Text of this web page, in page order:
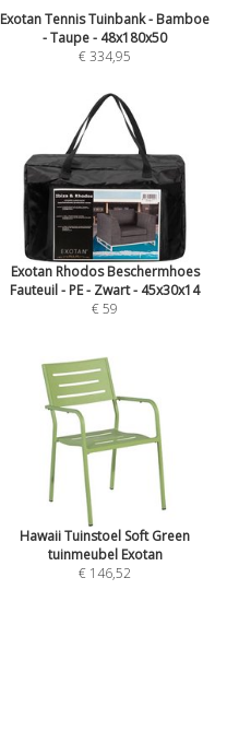
Exotan Tennis Tuinbank - Bamboe
- Taupe - 48x180x50
€ 334,95
Exotan Rhodos Beschermhoes
Fauteuil - PE - Zwart - 45x30x14
€ 59
Hawaii Tuinstoel Soft Green
tuinmeubel Exotan
€ 146,52